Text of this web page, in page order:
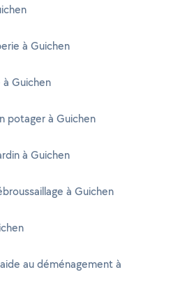
à Guichen
Guichen
potager à Guichen
à Guichen
à Guichen
au déménagement à